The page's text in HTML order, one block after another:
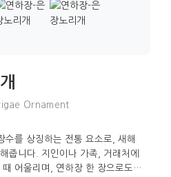
Ornament
수를 상징하는 전통 요소로, 새해
줍니다. 지인이나 가족, 거래처에
어울리며, 연하장 한 장으로도